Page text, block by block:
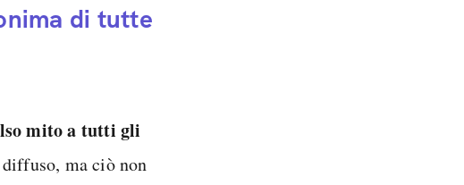
di tutte
mito a tutti gli
ma ciò non